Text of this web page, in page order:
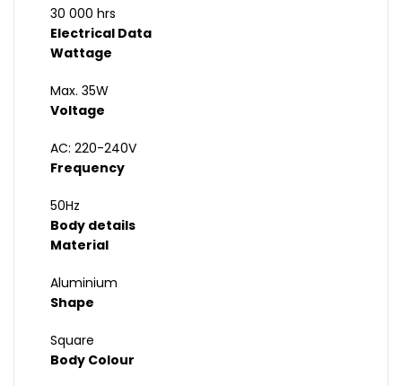
30 000 hrs
Electrical Data
Wattage
Max. 35W
Voltage
AC: 220-240V
Frequency
50Hz
Body details
Material
Aluminium
Shape
Square
Body Colour